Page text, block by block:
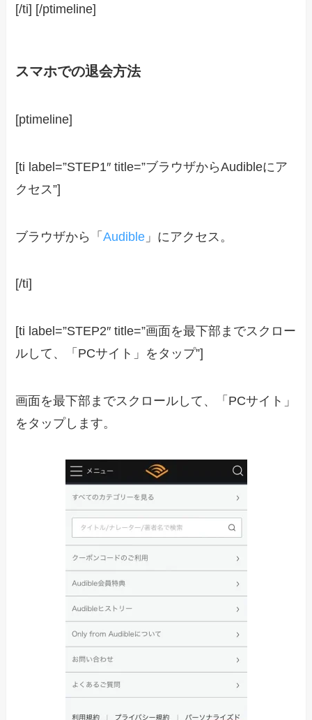
[/ti] [/ptimeline]
スマホでの退会方法
[ptimeline]
[ti label=”STEP1″ title=”ブラウザからAudibleにア
クセス”]
ブラウザから「Audible 」にアクセス。
[/ti]
[ti label=”STEP2″ title=”画面を最下部までスクロー
ルして、「PCサイト」をタップ”]
画面を最下部までスクロールして、「PCサイト」
をタップします。